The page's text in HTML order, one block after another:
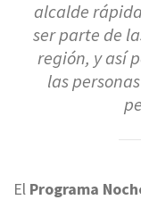
alcalde
ser parte de
región, y así
las
El Programa